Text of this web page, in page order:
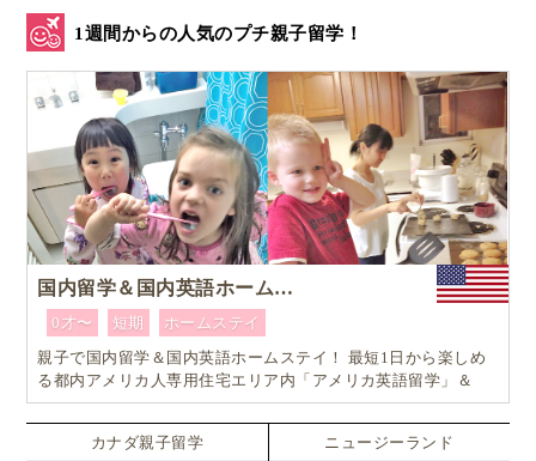
1週間からの人気のプチ親子留学！
国内留学＆国内英語ホームステイ
0才〜 短期
ホームステイ
親子で国内留学＆国内英語ホームステイ！ 最短1日から楽しめ
る都内アメリカ人専用住宅エリア内「アメリカ英語留学」＆
「ホームステイ体験」プログラム！
カナダ親子留学 ニュージーランド